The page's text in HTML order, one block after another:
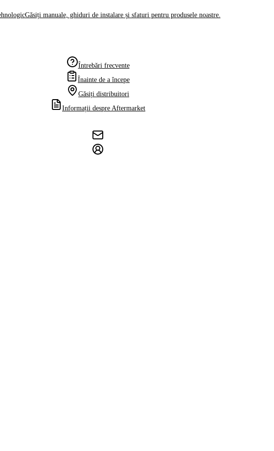
Găsiți manuale, ghiduri de instalare și sfaturi pentru produsele noastre.
Întrebări frecvente
Înainte de a începe
Găsiți distribuitori
Informații despre Aftermarket